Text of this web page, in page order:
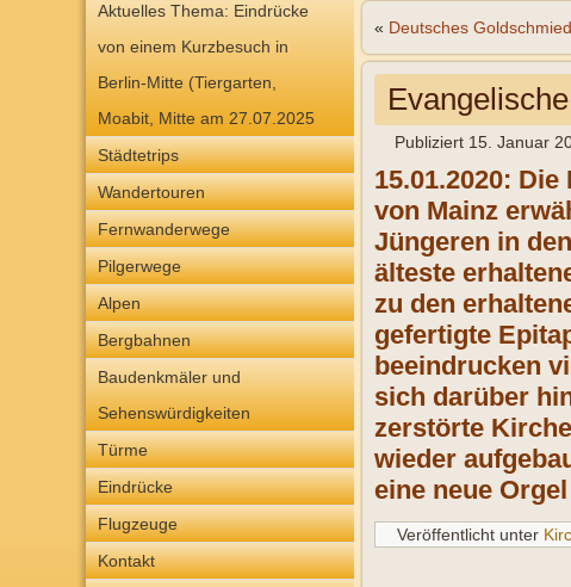
Aktuelles Thema: Eindrücke
von einem Kurzbesuch in
Berlin-Mitte (Tiergarten,
Moabit, Mitte am 27.07.2025
Städtetrips
Wandertouren
Fernwanderwege
Pilgerwege
Alpen
Bergbahnen
Baudenkmäler und
Sehenswürdigkeiten
Türme
Eindrücke
Flugzeuge
Kontakt
« Deutsches
Publiziert 15. Januar
15.01.2020: Die
von Mainz
Jüngeren in
älteste
zu den
gefertigte
beeindrucken
sich darüber
zerstörte
wieder
eine neue
Veröffentlicht unter